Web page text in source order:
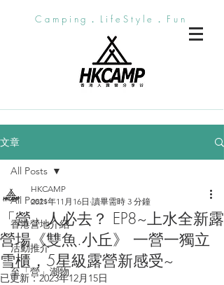
Camping．LifeStyle．Fun
文章
All Posts
香港營地介紹
活動推介
至「營」潮物
All Posts
「營」人必去？ EP8~上水全新露
營場《雙魚.小丘》 一營一獨立
雪櫃，5星級露營新感受~
HKCAMP
2021年11月16日 讀畢需時 3 分鐘
已更新：2023年12月15日